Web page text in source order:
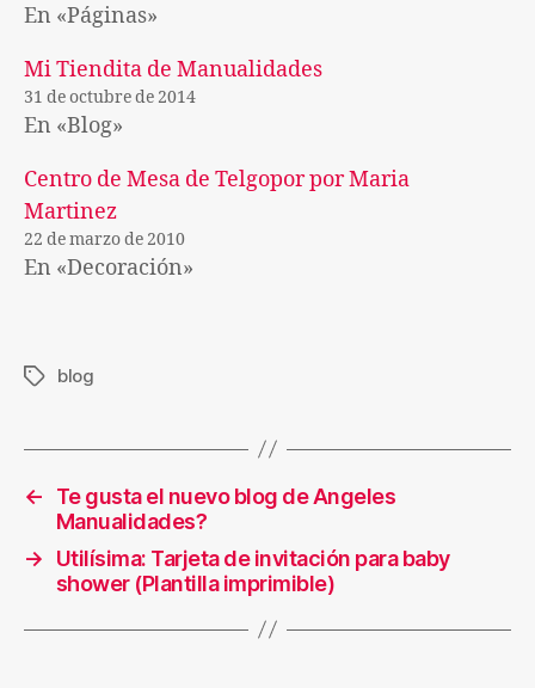
En «Páginas»
Mi Tiendita de Manualidades
31 de octubre de 2014
En «Blog»
Centro de Mesa de Telgopor por Maria
Martinez
22 de marzo de 2010
En «Decoración»
Etiquetas
blog
←
Te gusta el nuevo blog de Angeles
Manualidades?
→
Utilísima: Tarjeta de invitación para baby
shower (Plantilla imprimible)